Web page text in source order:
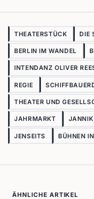
THEATERSTÜCK DIE
BERLIN IM WANDEL
INTENDANZ OLIVER
REGIE
THEATER UND
JAHRMARKT JANNIK
JENSEITS BÜHNEN
ÄHNLICHE ARTIKEL